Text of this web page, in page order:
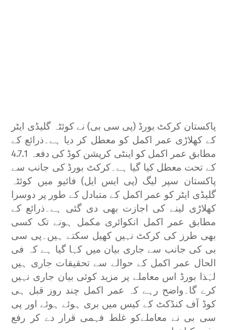
پاکستان کرکٹ بورڈ (پی سی بی) نے کوئٹہ گلیڈی ایٹر
کے کھلاڑی عمر اکمل کو معطل کر دیا ہے۔ذرائع کے
مطابق عمر اکمل کو اینٹی کرپشن کوڈ کی دفعہ 4.7.1
کے تحت معطل کیا گیا ہے۔کرکٹ بورڈ کی جانب سے
پاکستان سپر لیگ (پی ایس ایل) فائیو میں کوئٹہ
گلیڈی ایٹر کو عمر اکمل کے متبادل کے طور پر دوسرا
کھلاڑی لینے کی اجازت بھی دی گئی ہے۔ذرائع کے
مطابق عمر اکمل انکوائری مکمل ہونے تک کسی
بھی طرز کی کرکٹ نہیں کھیل سکتے ہیں۔پی سی
بی کی جانب سے جاری بیان میں کہا گیا ہے کہ فی
الحال عمر اکمل کے حوالے سے تحقیقات جاری ہیں
لہٰذا بورڈ اس معاملے پر مزید کوئی بیان جاری نہیں
کرے گا۔واضح رہے کہ عمر اکمل چند روز قبل ہی
کوڈ آف کنڈکٹ کے کیس میں بری ہوئے ہوئے اور پی
سی بی نے معاملےکو غلط فہمی قرار دے کر رفع